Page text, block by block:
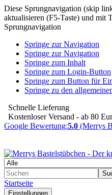
Diese Sprungnavigation (skip
aktualisieren (F5-Taste) und mit
Sprungnavigation
Springe zur Navigation
Springe zur Navigation
Springe zum Inhalt
Springe zum Login-Button
Springe zum Button für
Springe zu den
Schnelle Lieferung
Kostenloser Versand - ab 80
Google Bewertung:5.0 (Merrys
Startseite
Einstellungen